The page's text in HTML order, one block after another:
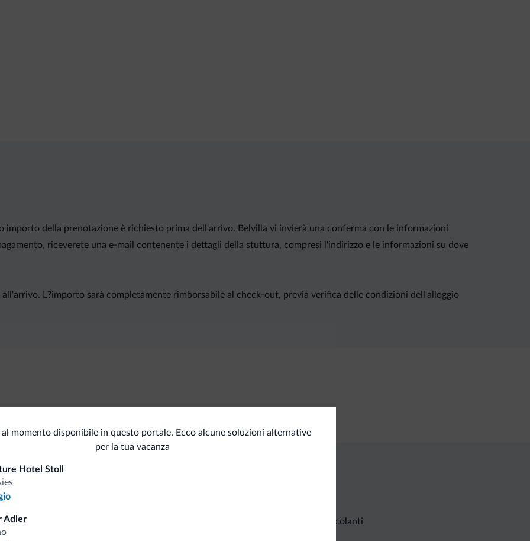
importo della prenotazione è richiesto prima dell'arrivo. Belvilla vi invierà una conferma con le informazioni
riceverete una e-mail contenente i dettagli della stuttura, compresi l'indirizzo e le informazioni su dove
L?importo sarà completamente rimborsabile al check-out, previa verifica delle condizioni dell'alloggio
momento disponibile in questo portale. Ecco alcune soluzioni alternative
per la tua vacanza
Hotel Stoll
Adler
Richieste non vincolanti